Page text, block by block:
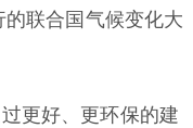
联合国气候变化大
更好、更环保的建